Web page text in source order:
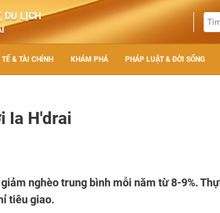
DU LỊCH
TẾ & TÀI CHÍNH KHÁM PHÁ PHÁP LUẬT & ĐỜI SỐNG
Ia H'drai
nghèo trung bình mỗi năm từ 8-9%.
tiêu giao.